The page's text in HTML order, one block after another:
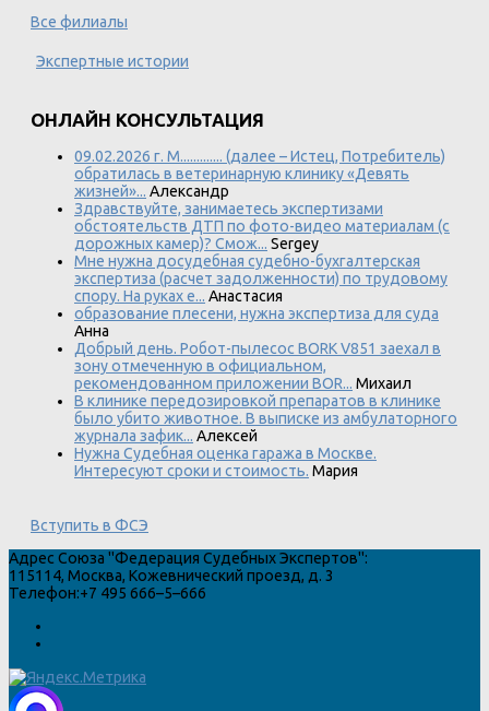
Все филиалы
Экспертные истории
ОНЛАЙН КОНСУЛЬТАЦИЯ
09.02.2026 г. М............. (далее – Истец, Потребитель)
обратилась в ветеринарную клинику «Девять
жизней»... Александр
Здравствуйте, занимаетесь экспертизами
обстоятельств ДТП по фото-видео материалам (с
дорожных камер)? Смож... Sergey
Мне нужна досудебная судебно-бухгалтерская
экспертиза (расчет задолженности) по трудовому
спору. На руках е... Анастасия
образование плесени, нужна экспертиза для суда
Анна
Добрый день. Робот-пылесос BORK V851 заехал в
зону отмеченную в официальном,
рекомендованном приложении BOR... Михаил
В клинике передозировкой препаратов в клинике
было убито животное. В выписке из амбулаторного
журнала зафик... Алексей
Нужна Судебная оценка гаража в Москве.
Интересуют сроки и стоимость. Мария
Вступить в ФСЭ
Адрес Союза "Федерация Судебных Экспертов":
115114, Москва, Кожевнический проезд, д. 3
Телефон:+7 495 666–5–666